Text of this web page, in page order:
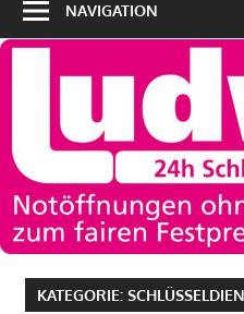
NAVIGATION
KATEGORIE: